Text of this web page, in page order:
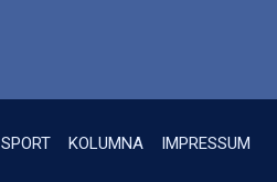
SPORT KOLUMNA IMPRESSUM